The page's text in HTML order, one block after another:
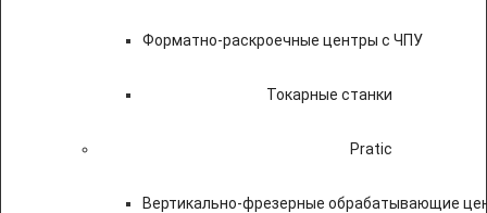
Форматно-раскроечные центры с ЧПУ
Токарные станки
Pratic
Вертикально-фрезерные обрабатывающие